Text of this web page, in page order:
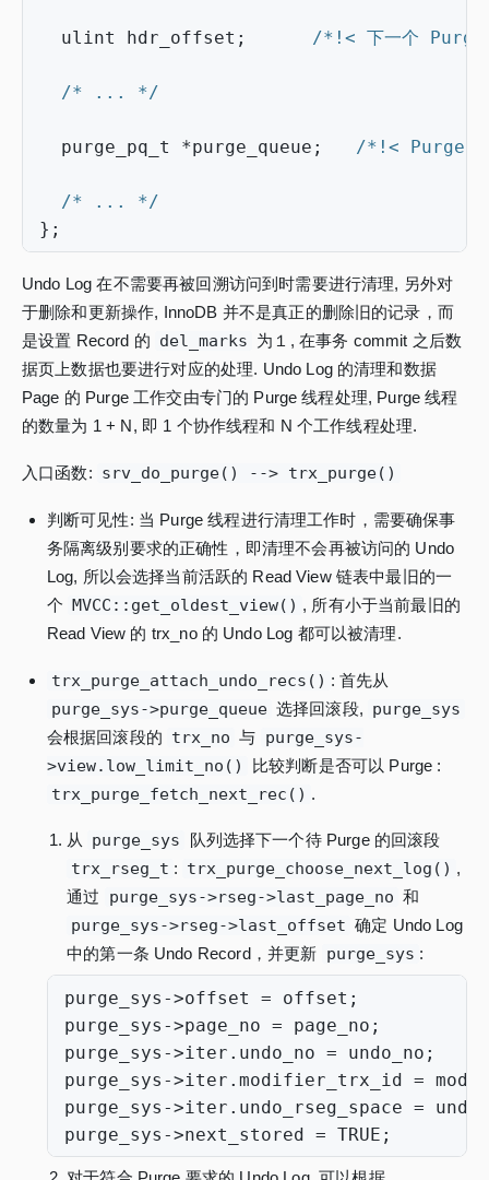
ulint hdr_offset ; /*!< 下一个
/* ... */
purge_pq_t *purge_queue ; /*!< Purge 队
/* ... */
};
Undo Log 在不需要再被回溯访问到时需要进行清理, 另外对
于删除和更新操作, InnoDB 并不是真正的删除旧的记录，而
是设置 Record 的 del_marks 为１, 在事务 commit 之后数
据页上数据也要进行对应的处理. Undo Log 的清理和数据
Page 的 Purge 工作交由专门的 Purge 线程处理, Purge 线程
的数量为 1 + N, 即 1 个协作线程和 N 个工作线程处理.
入口函数: srv_do_purge() --> trx_purge()
判断可见性: 当 Purge 线程进行清理工作时，需要确保事
务隔离级别要求的正确性，即清理不会再被访问的 Undo
Log, 所以会选择当前活跃的 Read View 链表中最旧的一
个 MVCC::get_oldest_view() , 所有小于当前最旧的
Read View 的 trx_no 的 Undo Log 都可以被清理.
trx_purge_attach_undo_recs() : 首先从
purge_sys->purge_queue 选择回滚段, purge_sys
会根据回滚段的 trx_no 与 purge_sys-
>view.low_limit_no()
比较判断是否可以 Purge :
trx_purge_fetch_next_rec() .
从 purge_sys 队列选择下一个待 Purge 的回滚段
trx_rseg_t : trx_purge_choose_next_log() ,
通过
purge_sys->rseg->last_page_no 和
purge_sys->rseg->last_offset 确定 Undo Log
中的第一条 Undo Record，并更新 purge_sys :
purge_sys ->offset = offset ;
purge_sys ->page_no = page_no ;
purge_sys ->iter . undo_no = undo_no ;
purge_sys ->iter . modifier_trx_id =
purge_sys ->iter . undo_rseg_space =
purge_sys ->next_stored = TRUE ;